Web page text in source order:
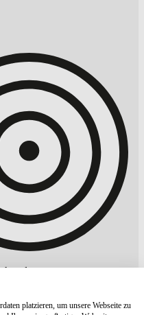
platzieren, um unsere Webseite zu